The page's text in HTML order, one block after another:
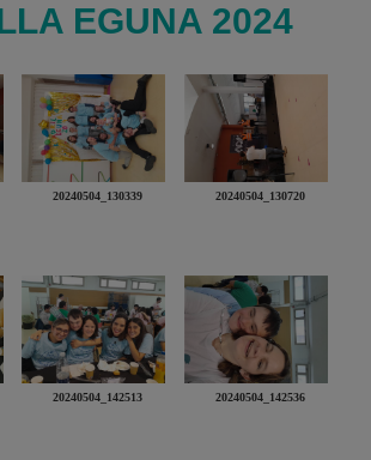
EGUNA 2024
20240504_130339 20240504_130720
20240504_142513 20240504_142536